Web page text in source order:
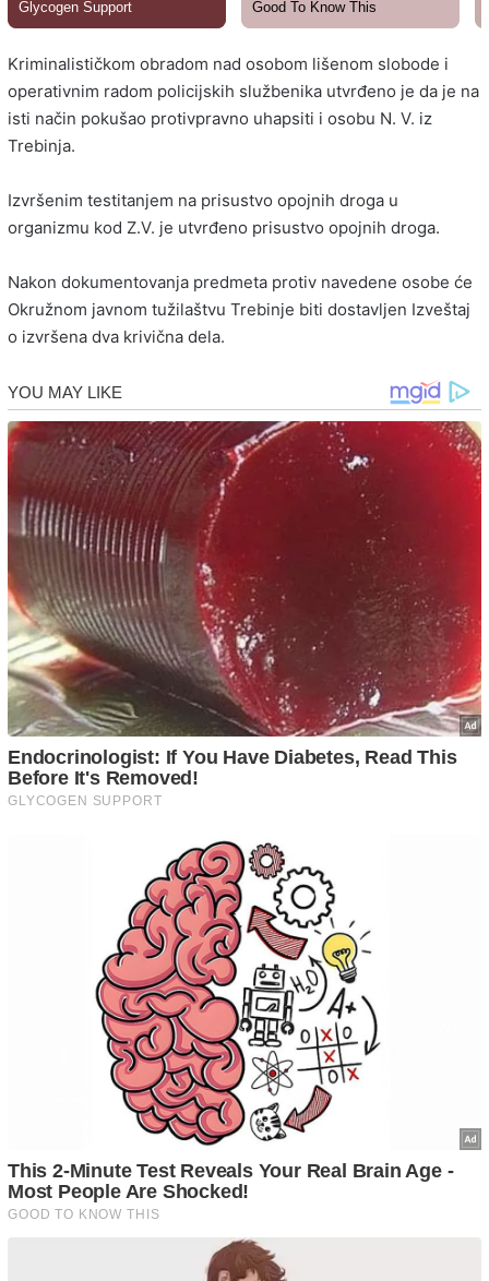
Kriminalističkom obradom nad osobom lišenom slobode i
operativnim radom policijskih službenika utvrđeno je da je na
isti način pokušao protivpravno uhapsiti i osobu N. V. iz
Trebinja.
Izvršenim testitanjem na prisustvo opojnih droga u
organizmu kod Z.V. je utvrđeno prisustvo opojnih droga.
Nakon dokumentovanja predmeta protiv navedene osobe će
Okružnom javnom tužilaštvu Trebinje biti dostavljen Izveštaj
o izvršena dva krivična dela.